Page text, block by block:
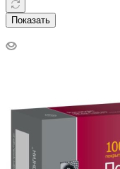
Показать